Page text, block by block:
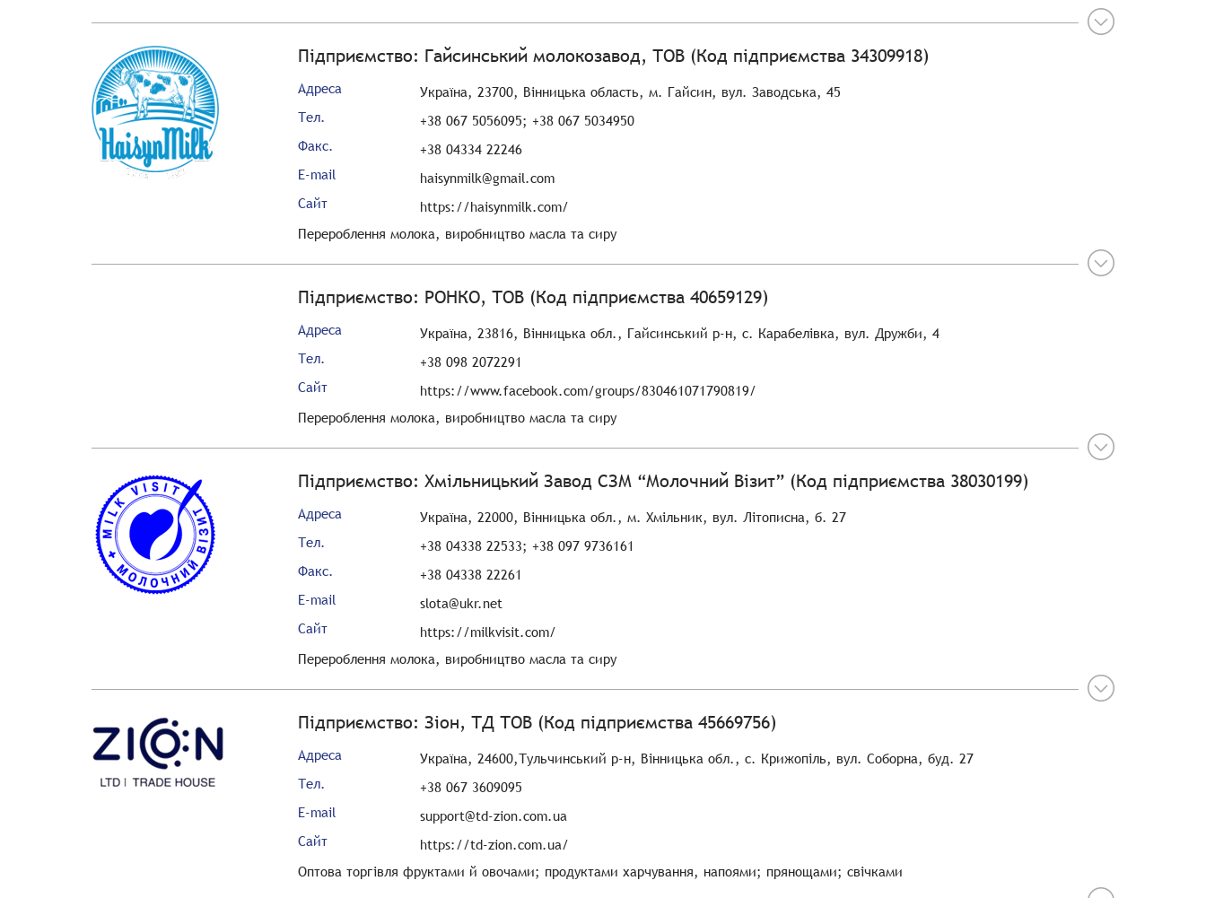
Підприємство: Гайсинський молокозавод, ТОВ (Код підприємства 34309918)
Адреса
Україна, 23700, Вінницька область, м. Гайсин, вул. Заводська, 45
Тел.
+38 067 5056095; +38 067 5034950
Факс.
+38 04334 22246
E-mail
haisynmilk@gmail.com
Сайт
https://haisynmilk.com/
Перероблення молока, виробництво масла та сиру
Підприємство: РОНКО, ТОВ (Код підприємства 40659129)
Адреса
Україна, 23816, Вінницька обл., Гайсинський р-н, с. Карабелівка, вул. Дружби, 4
Тел.
+38 098 2072291
Сайт
https://www.facebook.com/groups/830461071790819/
Перероблення молока, виробництво масла та сиру
Підприємство: Хмільницький Завод СЗМ “Молочний Візит” (Код підприємства 38030199)
Адреса
Україна, 22000, Вінницька обл., м. Хмільник, вул. Літописна, б. 27
Тел.
+38 04338 22533; +38 097 9736161
Факс.
+38 04338 22261
E-mail
slota@ukr.net
Сайт
https://milkvisit.com/
Перероблення молока, виробництво масла та сиру
Підприємство: Зіон, ТД ТОВ (Код підприємства 45669756)
Адреса
Україна, 24600,Тульчинський р-н, Вінницька обл., с. Крижопіль, вул. Соборна, буд. 27
Тел.
+38 067 3609095
E-mail
support@td-zion.com.ua
Сайт
https://td-zion.com.ua/
Оптова торгівля фруктами й овочами; продуктами харчування, напоями; прянощами; свічками